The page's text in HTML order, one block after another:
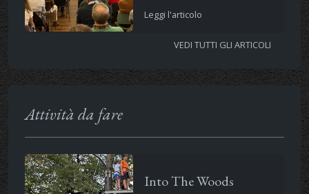
Leggi l'articolo
VEDI TUTTI GLI ARTICOLI
Attività da fare
Into The Woods